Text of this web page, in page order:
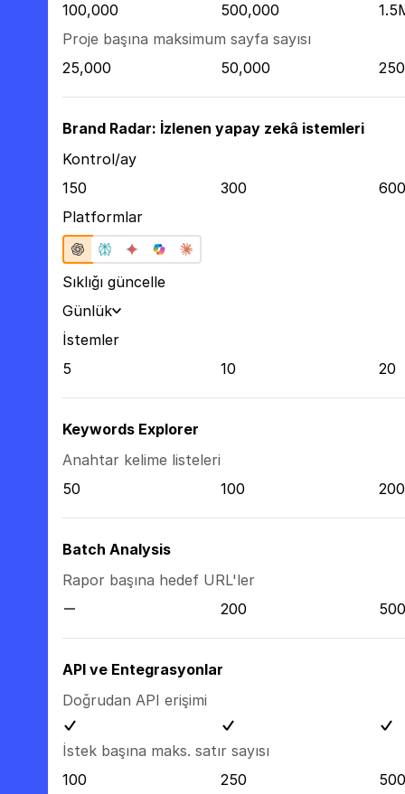
100,000
500,000
Proje başına maksimum sayfa sayısı
25,000
50,000
Brand Radar: İzlenen yapay zekâ istemleri
Kontrol/ay
150
300
600
Platformlar
Sıklığı güncelle
Günlük
İstemler
5
10 20
Keywords Explorer
Anahtar kelime listeleri
50
100 200
Batch Analysis
Rapor başına hedef URL'ler
200
500
API ve Entegrasyonlar
Doğrudan API erişimi
İstek başına maks. satır sayısı
100
250
500